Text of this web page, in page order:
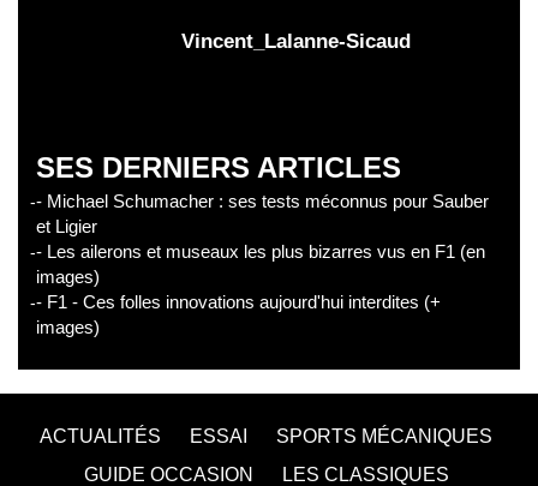
Vincent_Lalanne-Sicaud
SES DERNIERS ARTICLES
- Michael Schumacher : ses tests méconnus pour Sauber
et Ligier
- Les ailerons et museaux les plus bizarres vus en F1 (en
images)
- F1 - Ces folles innovations aujourd'hui interdites (+
images)
ACTUALITÉS ESSAI
SPORTS MÉCANIQUES
GUIDE OCCASION
LES CLASSIQUES